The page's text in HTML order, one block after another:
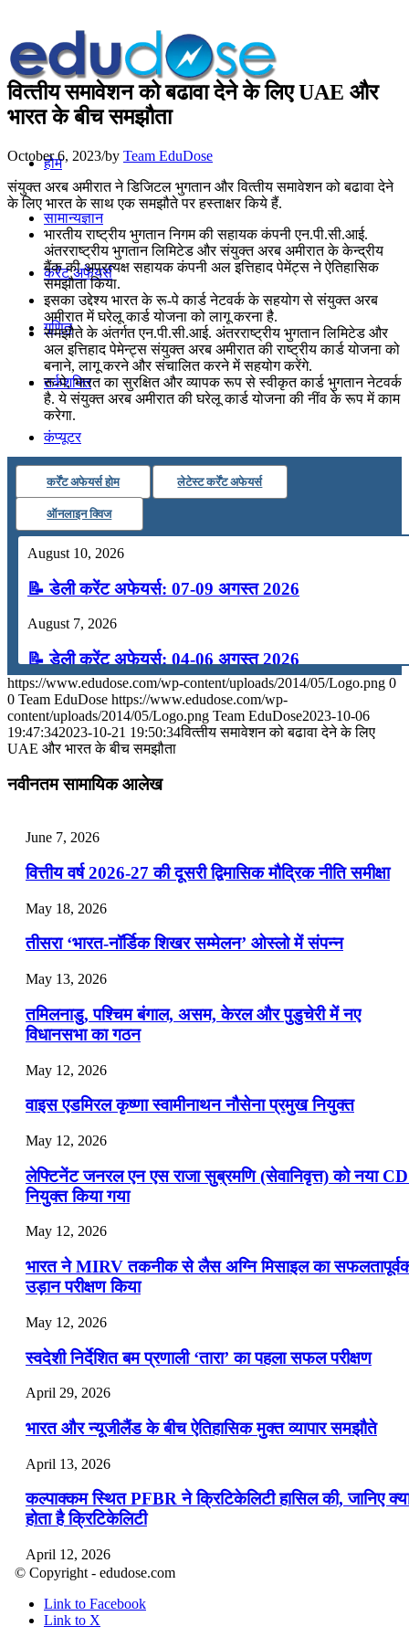
होम
सामान्यज्ञान
करेंट अफेयर्स
गणित
तर्कशक्ति
कंप्यूटर
अंग्रेजी
मॉक टेस्ट
टुडेज जीके
Menu Menu
वित्‍तीय समावेशन को बढावा देने के लिए UAE और
भारत के बीच समझौता
October 6, 2023/by Team EduDose
संयुक्‍त अरब अमीरात ने डिजिटल भुगतान और वित्‍तीय समावेशन को बढावा देने
के लिए भारत के साथ एक समझौते पर हस्‍ताक्षर किये हैं.
भारतीय राष्‍ट्रीय भुगतान निगम की सहायक कंपनी एन.पी.सी.आई.
अंतरराष्‍ट्रीय भुगतान लिमिटेड और संयुक्‍त अरब अमीरात के केन्‍द्रीय
बैंक की अप्रत्‍यक्ष सहायक कंपनी अल इत्तिहाद पेमेंट्स ने ऐतिहासिक
समझौता किया.
इसका उद्देश्‍य भारत के रू-पे कार्ड नेटवर्क के सहयोग से संयुक्‍त अरब
अमीरात में घरेलू कार्ड योजना को लागू करना है.
समझौते के अंतर्गत एन.पी.सी.आई. अंतरराष्‍ट्रीय भुगतान लिमिटेड और
अल इत्तिहाद पेमेन्‍ट्स संयुक्‍त अरब अमीरात की राष्‍ट्रीय कार्ड योजना को
बनाने, लागू करने और संचालित करने में सहयोग करेंगे.
रू-पे, भारत का सुरक्षित और व्‍यापक रूप से स्‍वीकृत कार्ड भुगतान नेटवर्क
है. ये संयुक्‍त अरब अमीरात की घरेलू कार्ड योजना की नींव के रूप में काम
करेगा.
कर्रेंट अफेयर्स होम लेटेस्ट कर्रेंट अफेयर्स
ऑनलाइन क्विज
August 10, 2026
📝 डेली करेंट अफेयर्स: 07-09 अगस्त 2026
August 7, 2026
📝 डेली करेंट अफेयर्स: 04-06 अगस्त 2026
August 4, 2026
📝 डेली करेंट अफेयर्स: 01-03 अगस्त 2026
July 28, 2026
📝 डेली करेंट अफेयर्स: 25-27 जुलाई 2026
July 25, 2026
📝 डेली करेंट अफेयर्स: 22-24 जुलाई 2026
July 22, 2026
📝 डेली करेंट अफेयर्स: 19-21 जुलाई 2026
https://www.edudose.com/wp-content/uploads/2014/05/Logo.png 0
0 Team EduDose https://www.edudose.com/wp-
content/uploads/2014/05/Logo.png Team EduDose2023-10-06
19:47:342023-10-21 19:50:34वित्‍तीय समावेशन को बढावा देने के लिए
UAE और भारत के बीच समझौता
नवीनतम सामायिक आलेख
June 7, 2026
वित्तीय वर्ष 2026-27 की दूसरी द्विमासिक मौद्रिक नीति समीक्षा
May 18, 2026
तीसरा ‘भारत-नॉर्डिक शिखर सम्मेलन’ ओस्लो में संपन्न
May 13, 2026
तमिलनाडु, पश्चिम बंगाल, असम, केरल और पुडुचेरी में नए
विधानसभा का गठन
May 12, 2026
वाइस एडमिरल कृष्णा स्वामीनाथन नौसेना प्रमुख नियुक्त
May 12, 2026
लेफ्टिनेंट जनरल एन एस राजा सुब्रमणि (सेवानिवृत्त) को नया
नियुक्त किया गया
May 12, 2026
भारत ने MIRV तकनीक से लैस अग्नि मिसाइल का
उड़ान परीक्षण किया
May 12, 2026
स्वदेशी निर्देशित बम प्रणाली ‘तारा’ का पहला सफल परीक्षण
April 29, 2026
भारत और न्यूजीलैंड के बीच ऐतिहासिक मुक्त व्यापार समझौते
April 13, 2026
कल्पाक्कम स्थित PFBR ने क्रिटिकेलिटी हासिल की, जानिए
होता है क्रिटिकेलिटी
April 12, 2026
April 9, 2026
© Copyright - edudose.com
Link to Facebook
Link to X